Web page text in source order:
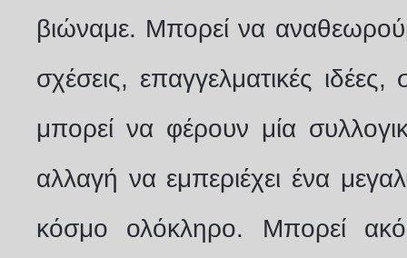
βιώναμε. Μπορεί να
σχέσεις, επαγγελματικές
μπορεί να φέρουν μία
αλλαγή να εμπεριέχει ένα
κόσμο ολόκληρο. Μπορεί